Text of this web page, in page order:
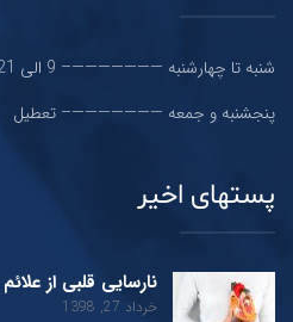
شنبه تا چهارشنبه ———————– 9 الی 21
پنجشنبه و جمعه ———————– تعطیل
پستهای اخیر
نارسایی قلبی از
خرداد 27, 1398